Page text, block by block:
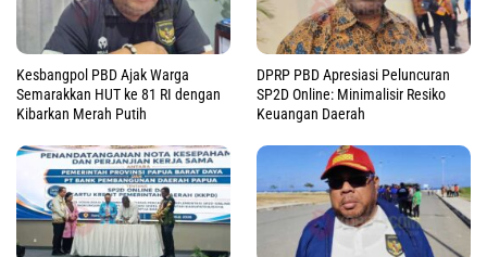
Kesbangpol PBD Ajak Warga
Semarakkan HUT ke 81 RI dengan
Kibarkan Merah Putih
DPRP PBD Apresiasi Peluncuran
SP2D Online: Minimalisir Resiko
Keuangan Daerah